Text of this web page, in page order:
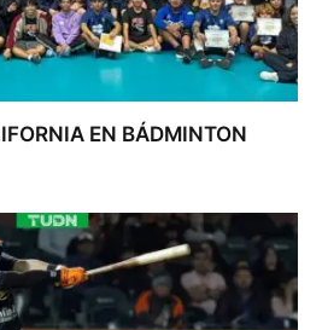
EN BÁDMINTON